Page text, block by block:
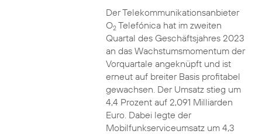
Der Telekommunikationsanbieter
O2Telefónica hat im zweiten
Quartal des Geschäftsjahres 2023
an das Wachstumsmomentum der
Vorquartale angeknüpft und ist
erneut auf breiter Basis profitabel
gewachsen. Der Umsatz stieg um
4,4 Prozent auf 2,091 Milliarden
Euro. Dabei legte der
Mobilfunkserviceumsatz um 4,3